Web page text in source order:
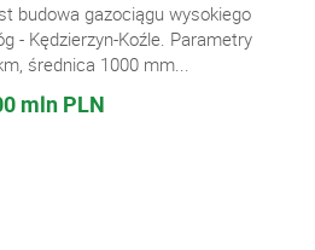
budowa gazociągu wysokiego
- Kędzierzyn-Koźle. Parametry
średnica 1000 mm...
mln PLN